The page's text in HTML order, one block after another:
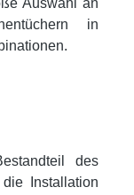
Auswahl an
in
des
Installation